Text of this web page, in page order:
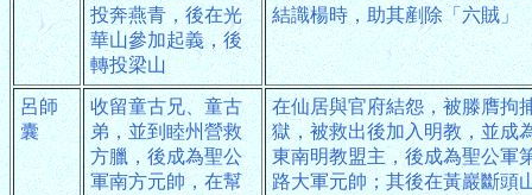
投奔燕青，後在光
華山參加起義，後
轉投梁山
結識楊時，助其剷除「六賊」
呂師
囊
收留童古兄、童古
弟，並到睦州營救
方臘，後成為聖公
軍南方元帥，在幫
在仙居與官府結怨，被滕膺拘
獄，被救出後加入明教，並成
東南明教盟主，後成為聖公軍
路大軍元帥；其後在黃巖斷頭